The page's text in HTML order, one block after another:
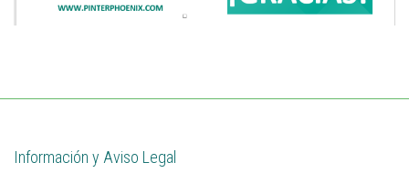
Información y Aviso Legal